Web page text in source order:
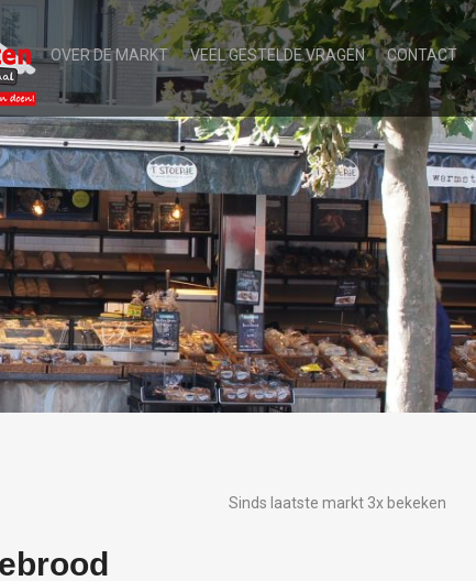
OVER DE MARKT VEEL GESTELDE VRAGEN CONTACT
Sinds laatste markt 3x bekeken